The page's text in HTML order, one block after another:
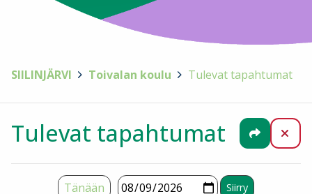
SIILINJÄRVI Toivalan koulu Tulevat tapahtumat
Tulevat tapahtumat Jaa
Tänään